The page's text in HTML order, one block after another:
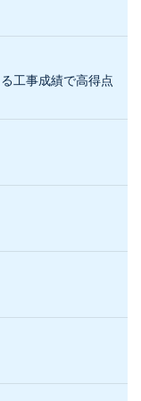
工事成績で高得点